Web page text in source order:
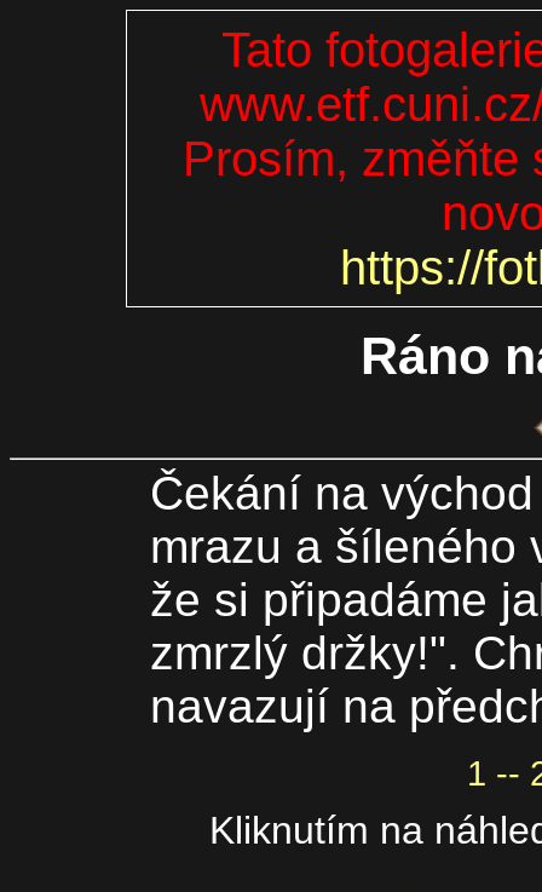
Tato
Prosím, změňte
https://
Ráno
Čekání na
mrazu a šíleného
že si připadáme
zmrzlý držky!".
navazují na
1 --
Kliknutím na